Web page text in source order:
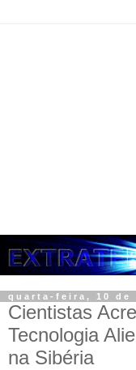
quarta-feira, 10 de
Cientistas
Tecnologia
na Sibéria